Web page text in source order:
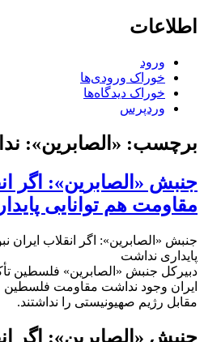
اطلاعات
ورود
خوراک ورودی‌ها
خوراک دیدگاه‌ها
وردپرس
برچسب: «الصابرین»:
جنبش «الصابرین»: اگر
مقاومت هم توانایی
جنبش «الصابرین»: اگر انقلاب ایران
پایداری نداشت
دبیرکل جنبش «الصابرین» فلسطین
ایران وجود نداشت مقاومت فلسطین و
مقابل رژیم صهیونیستی را نداشتند.
جنبش «الصابرین»: اگر